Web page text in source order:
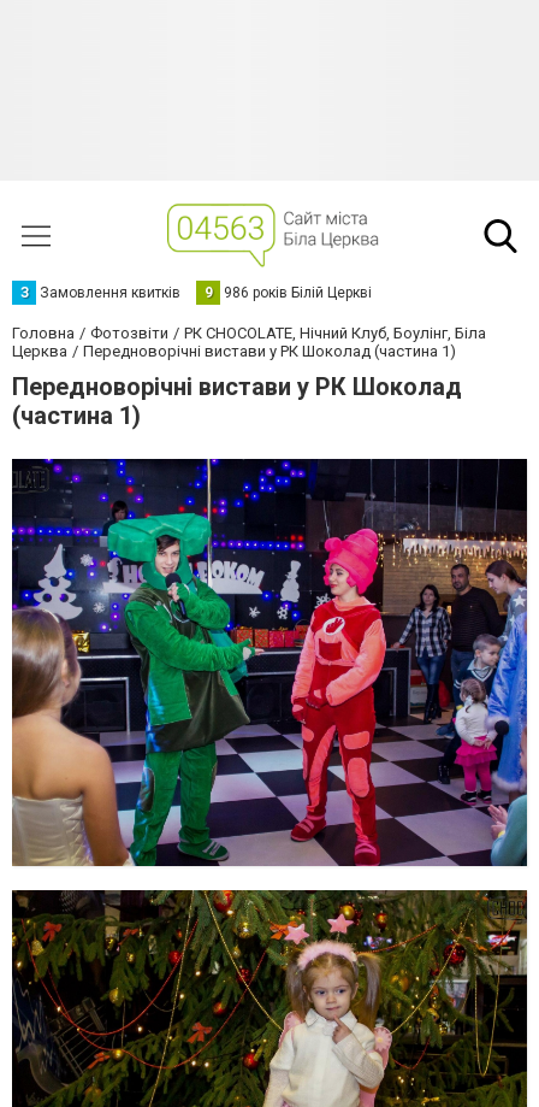
З Замовлення квитків 9 986 років Білій Церкві
Головна Фотозвіти
РК CHOCOLATE, Нічний Клуб, Боулінг, Біла
Церква
Передноворічні вистави у РК Шоколад (частина 1)
Передноворічні вистави у РК Шоколад
(частина 1)